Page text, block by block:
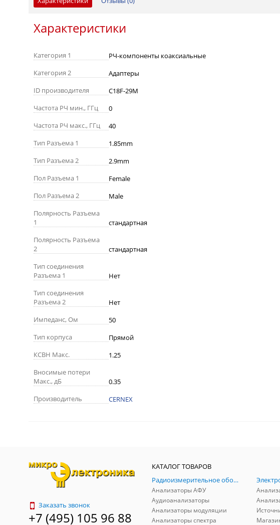
Характеристики
Категория 1
РЧ-компоненты коаксиальные
Категория 2
Адаптеры
ID производителя
C18F-29M
Частота РЧ мин., ГГц
0
Частота РЧ макс., ГГц
40
Тип Разъема 1
1.85mm
Тип Разъема 2
2.9mm
Пол Разъема 1
Female
Пол Разъема 2
Male
Полярность Разъема
1
стандартная
Полярность Разъема
2
стандартная
Тип соединения
Разъема 1
Нет
Тип соединения
Разъема 2
Нет
Импеданс, Ом
50
Тип корпуса
Прямой
КСВН Макс.
1.25
Вносимые потери
Макс., дБ
0.35
Производитель
CERNEX
Заказать звонок
+7 (495) 105 96 88
КАТАЛОГ ТОВАРОВ
Радиоизмерительное оборудование
Анализаторы АФУ
Аудиоанализаторы
Анализаторы модуляции
Анализаторы спектра